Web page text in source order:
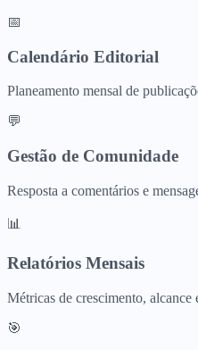
📅
Calendário Editorial
Planeamento mensal de
💬
Gestão de Comunidade
Resposta a comentários e
📊
Relatórios Mensais
Métricas de crescimento, alcance
🎯